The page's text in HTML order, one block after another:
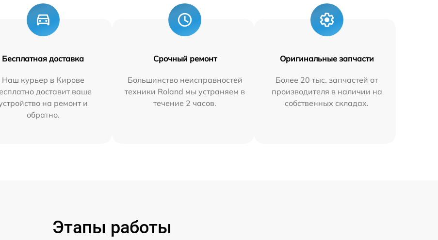
Бесплатная доставка
Наш курьер в Кирове
доставит ваше
на ремонт и
обратно.
Срочный ремонт
Большинство неисправностей
техники Roland мы устраняем в
течение 2 часов.
Оригинальные запчасти
Более 20 тыс. запчастей от
производителя в наличии на
собственных складах.
Этапы работы